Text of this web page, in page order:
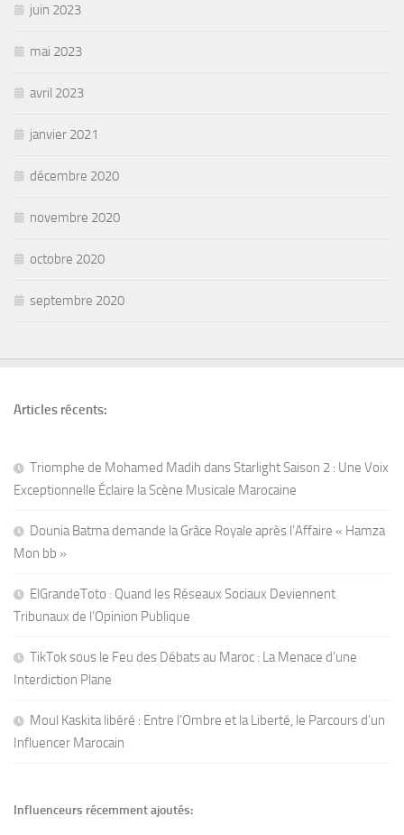
juin 2023
mai 2023
avril 2023
janvier 2021
décembre 2020
novembre 2020
octobre 2020
septembre 2020
Articles récents:
Triomphe de Mohamed Madih dans Starlight Saison 2 : Une Voix
Exceptionnelle Éclaire la Scène Musicale Marocaine
Dounia Batma demande la Grâce Royale après l’Affaire « Hamza
Mon bb »
ElGrandeToto : Quand les Réseaux Sociaux Deviennent
Tribunaux de l’Opinion Publique
TikTok sous le Feu des Débats au Maroc : La Menace d’une
Interdiction Plane
Moul Kaskita libéré : Entre l’Ombre et la Liberté, le Parcours d’un
Influencer Marocain
Influenceurs récemment ajoutés: